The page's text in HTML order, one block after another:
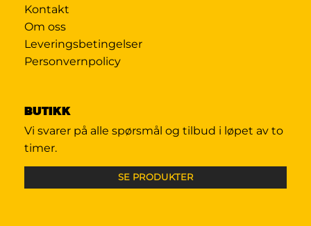
Kontakt
Om oss
Leveringsbetingelser
Personvernpolicy
BUTIKK
Vi svarer på alle spørsmål og tilbud i løpet av to
timer.
SE PRODUKTER